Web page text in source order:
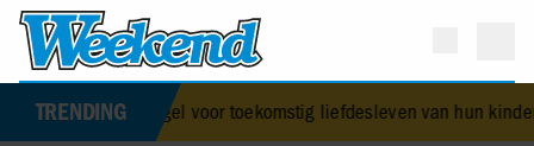
TRENDING
maatregel voor toekomstig liefdesleven van hun kinderen